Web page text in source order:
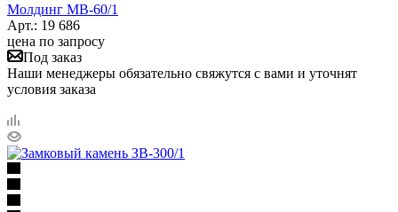
Молдинг МВ-60/1
Арт.: 19 686
цена по запросу
Под заказ
Наши менеджеры обязательно свяжутся с вами и уточнят
условия заказа